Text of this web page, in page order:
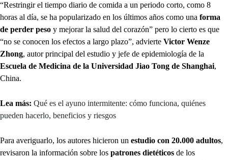
“Restringir el tiempo diario de comida a un periodo corto, como 8
horas al día, se ha popularizado en los últimos años como una forma
de perder peso y mejorar la salud del corazón” pero lo cierto es que
“no se conocen los efectos a largo plazo”, advierte Victor Wenze
Zhong, autor principal del estudio y jefe de epidemiología de la
Escuela de Medicina de la Universidad Jiao Tong de Shanghai,
China.
Lea más: Qué es el ayuno intermitente: cómo funciona, quiénes
pueden hacerlo, beneficios y riesgos
Para averiguarlo, los autores hicieron un estudio con 20.000 adultos,
revisaron la información sobre los patrones dietéticos de los